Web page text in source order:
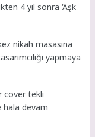
4 yıl sonra ‘Aşk
nikah masasına
yapmaya
cover tekli
hala devam